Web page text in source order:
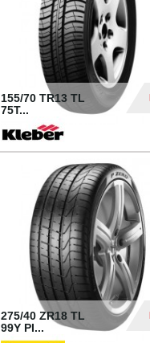
155/70 TR13 TL
75T...
275/40 ZR18 TL
99Y PI...